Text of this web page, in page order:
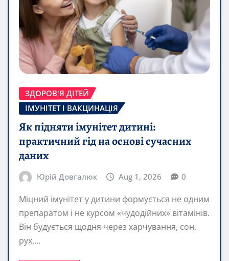
ЗДОРОВ'Я ДІТЕЙ
ІМУНІТЕТ І ВАКЦИНАЦІЯ
Як підняти імунітет дитині:
практичний гід на основі сучасних
даних
Юрій Довгалюк Aug 1, 2026 0
Міцний імунітет у дитини формується не одним
препаратом і не курсом «чудодійних» вітамінів.
Він будується щодня через харчування, сон,
рух,…